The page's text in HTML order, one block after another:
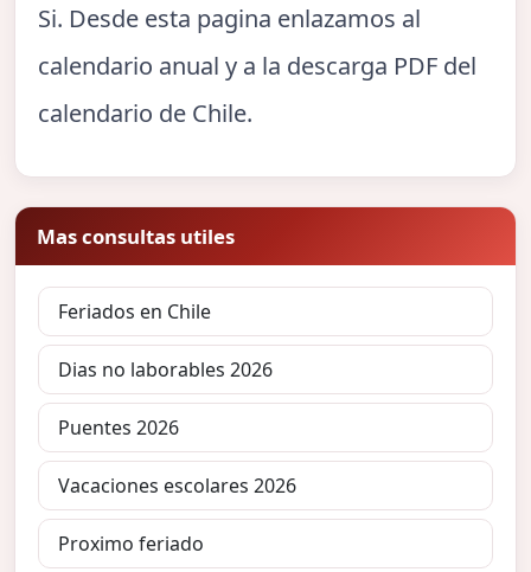
Si. Desde esta pagina enlazamos al
calendario anual y a la descarga PDF del
calendario de Chile.
Mas consultas utiles
Feriados en Chile
Dias no laborables 2026
Puentes 2026
Vacaciones escolares 2026
Proximo feriado